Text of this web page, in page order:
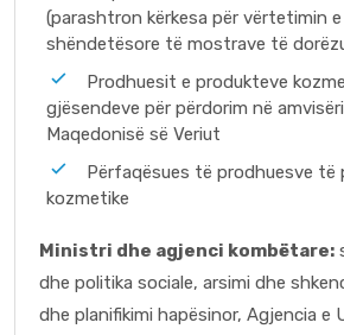
(parashtron kërkesa për vërtetimin
shëndetësore të mostrave të
Prodhuesit e produkteve
gjësendeve për përdorim në
Maqedonisë së Veriut
Përfaqësues të prodhuesve të
kozmetike
Ministri dhe agjenci kombëtare:
dhe politika sociale, arsimi dhe
dhe planifikimi hapësinor, Agjencia e